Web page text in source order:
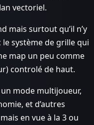
vectoriel.
mais surtout qu’il n’y
système de grille qui
map un peu comme
controlé de haut.
un mode multijoueur,
et d’autres
en vue à la 3 ou